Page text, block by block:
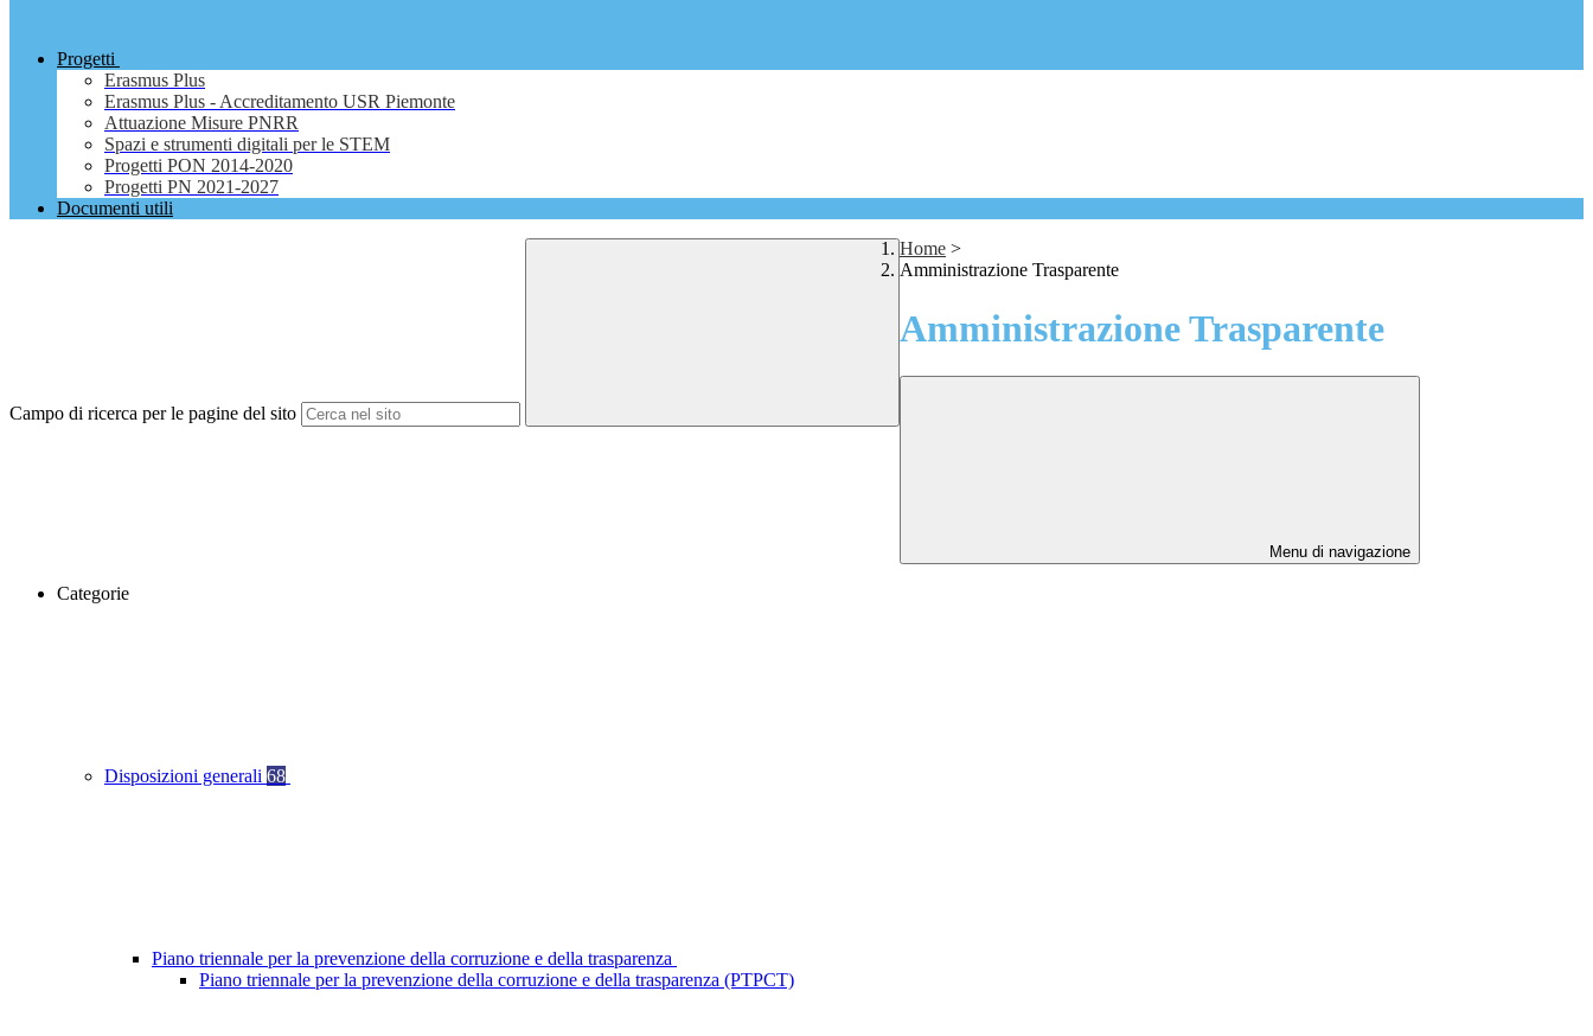
Progetti
Erasmus Plus
Erasmus Plus - Accreditamento USR Piemonte
Attuazione Misure PNRR
Spazi e strumenti digitali per le STEM
Progetti PON 2014-2020
Progetti PN 2021-2027
Documenti utili
Campo di ricerca per le pagine del sito
Home >
Amministrazione Trasparente
Amministrazione Trasparente
Menu di navigazione
Categorie
Disposizioni generali 68
Piano triennale per la prevenzione della corruzione e della trasparenza
Piano triennale per la prevenzione della corruzione e della trasparenza (PTPCT)